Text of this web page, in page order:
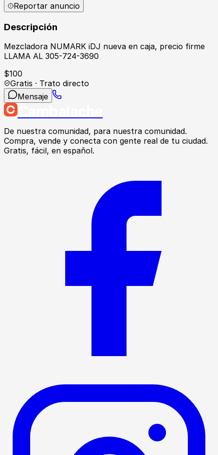
Reportar anuncio
Descripción
Mezcladora NUMARK iDJ nueva en caja, precio firme
LLAMA AL 305-724-3690
$100
Gratis · Trato directo
Mensaje
De nuestra comunidad, para nuestra comunidad.
Compra, vende y conecta con gente real de tu ciudad.
Gratis, fácil, en español.